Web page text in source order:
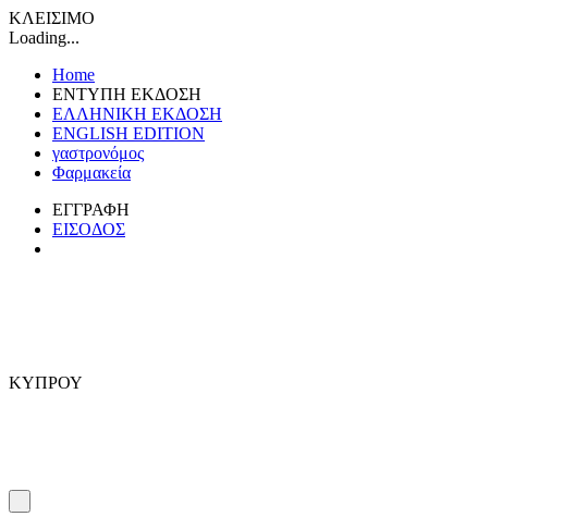
ΚΛΕΙΣΙΜΟ
Loading...
Home
ΕΝΤΥΠΗ ΕΚΔΟΣΗ
ΕΛΛΗΝΙΚΗ ΕΚΔΟΣΗ
ENGLISH EDITION
γαστρονόμος
Φαρμακεία
ΕΓΓΡΑΦΗ
ΕΙΣΟΔΟΣ
ΚΥΠΡΟΥ